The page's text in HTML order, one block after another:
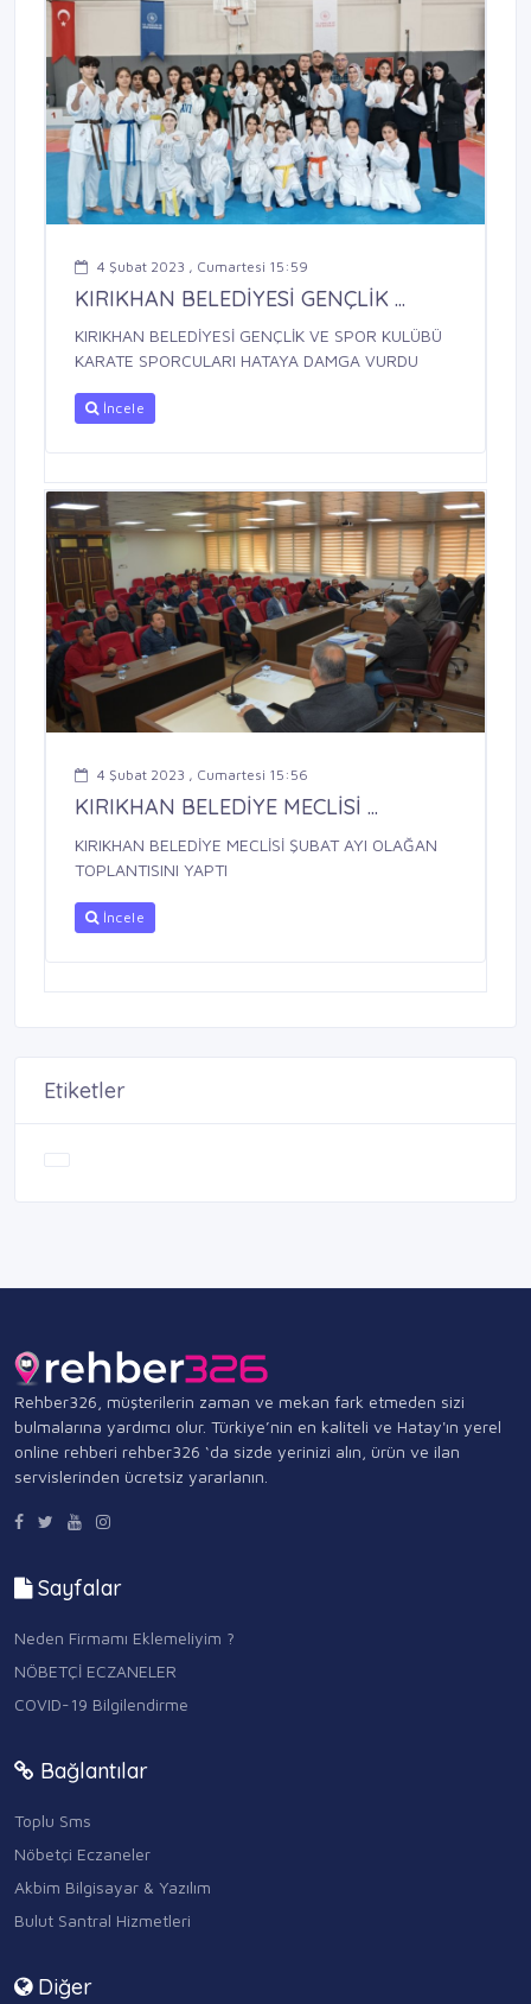
4 Şubat 2023 , Cumartesi 15:59
KIRIKHAN BELEDİYESİ GENÇLİK ...
KIRIKHAN BELEDİYESİ GENÇLİK VE SPOR KULÜBÜ
KARATE SPORCULARI HATAYA DAMGA VURDU
İncele
4 Şubat 2023 , Cumartesi 15:56
KIRIKHAN BELEDİYE MECLİSİ ...
KIRIKHAN BELEDİYE MECLİSİ ŞUBAT AYI OLAĞAN
TOPLANTISINI YAPTI
İncele
Etiketler
Rehber326, müşterilerin zaman ve mekan fark etmeden sizi
bulmalarına yardımcı olur. Türkiye’nin en kaliteli ve Hatay'ın yerel
online rehberi rehber326 ‘da sizde yerinizi alın, ürün ve ilan
servislerinden ücretsiz yararlanın.
Sayfalar
Neden Firmamı Eklemeliyim ?
NÖBETÇİ ECZANELER
COVID-19 Bilgilendirme
Bağlantılar
Toplu Sms
Nöbetçi Eczaneler
Akbim Bilgisayar & Yazılım
Bulut Santral Hizmetleri
Diğer